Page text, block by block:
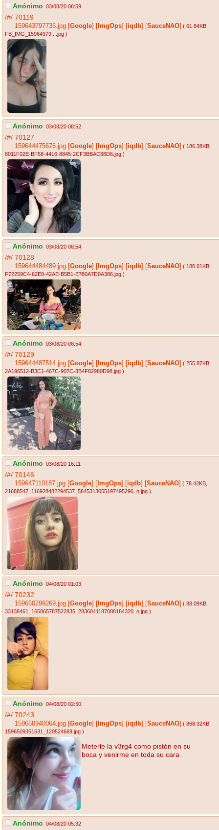
Anónimo 03/08/20 06:59
/#/ 70119
159643797735.jpg [Google] [ ImgOps] [iqdb] [SauceNAO] ( 61.84KB
FB_IMG_15964379....jpg )
Anónimo 03/08/20 08:52
/#/ 70127
159644475676.jpg [Google] [ ImgOps] [iqdb] [SauceNAO] ( 186.38KB
8011F02E-BF58-4416-8845-2CF3BBAC88D6.jpg )
Anónimo 03/08/20 08:54
/#/ 70128
159644484489.jpg [Google] [ ImgOps] [iqdb] [SauceNAO] ( 180.61KB
F72259C4-62E0-42AE-B5B1-E780A7D0A386.jpg )
Anónimo 03/08/20 08:54
/#/ 70129
159644487514.jpg [Google] [ ImgOps] [iqdb] [SauceNAO] ( 255.87KB
2A196512-B3C1-467C-907C-3B4F82980D98.jpg )
Anónimo 03/08/20 16:11
/#/ 70146
159647110187.jpg [Google] [ ImgOps] [iqdb] [SauceNAO] ( 78.42KB
21688547_116928482294537_5845313055197495296_n.jpg )
Anónimo 04/08/20 01:03
/#/ 70232
159650299269.jpg [Google] [ ImgOps] [iqdb] [SauceNAO] ( 88.09KB
33138461_165065787522835_2836041187008184320_o.jpg )
Anónimo 04/08/20 02:50
/#/ 70243
159650940064.jpg [Google] [ ImgOps] [iqdb] [SauceNAO] ( 868.32KB
1596509351631_120524669.jpg )
Meterle la v3rg4 como pistón en su
boca y venirme en toda su cara
Anónimo 04/08/20 05:32